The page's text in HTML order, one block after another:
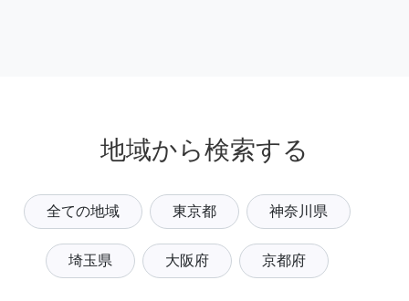
地域から検索する
全ての地域 東京都 神奈川県
埼玉県 大阪府 京都府